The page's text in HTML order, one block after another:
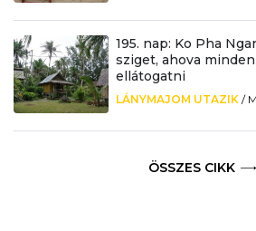
195. nap: Ko Pha
sziget, ahova
ellátogatni
LÁNYMAJOM UTAZIK /
ÖSSZES CIKK